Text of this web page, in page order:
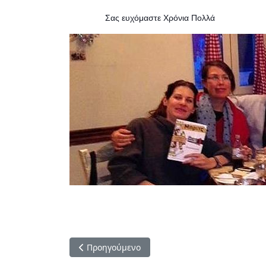
Σας ευχόμαστε Χρόνια Πολλά
Προηγούμενο άρθρο: ΗΜΕΡΙΔΕΣ ΜΠΡΙΤΖ
Προηγούμενο